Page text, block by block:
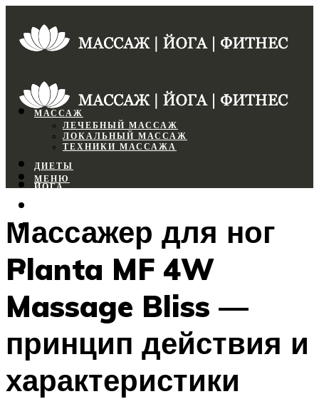
МАССАЖ
ЛЕЧЕБНЫЙ МАССАЖ
ЛОКАЛЬНЫЙ МАССАЖ
ТЕХНИКИ МАССАЖА
ДИЕТЫ
ЙОГА
ФИТНЕС
МЕНЮ
МЕНЮ
Массажер для ног
Planta MF 4W
Massage Bliss —
принцип действия и
характеристики